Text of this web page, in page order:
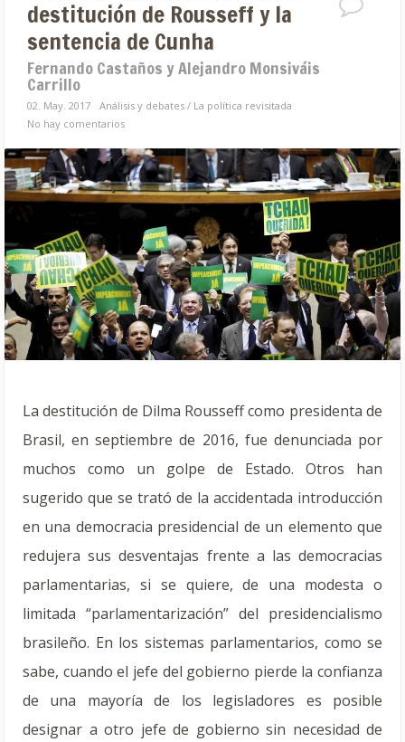
destitución de Rousseff y la
sentencia de Cunha
Fernando Castaños y Alejandro Monsiváis
Carrillo
02. May. 2017 Análisis y debates / La política revisitada
No hay comentarios
La destitución de Dilma Rousseff como presidenta de
Brasil, en septiembre de 2016, fue denunciada por
muchos como un golpe de Estado. Otros han
sugerido que se trató de la accidentada introducción
en una democracia presidencial de un elemento que
redujera sus desventajas frente a las democracias
parlamentarias, si se quiere, de una modesta o
limitada “parlamentarización” del presidencialismo
brasileño. En los sistemas parlamentarios, como se
sabe, cuando el jefe del gobierno pierde la confianza
de una mayoría de los legisladores es posible
designar a otro jefe de gobierno sin necesidad de